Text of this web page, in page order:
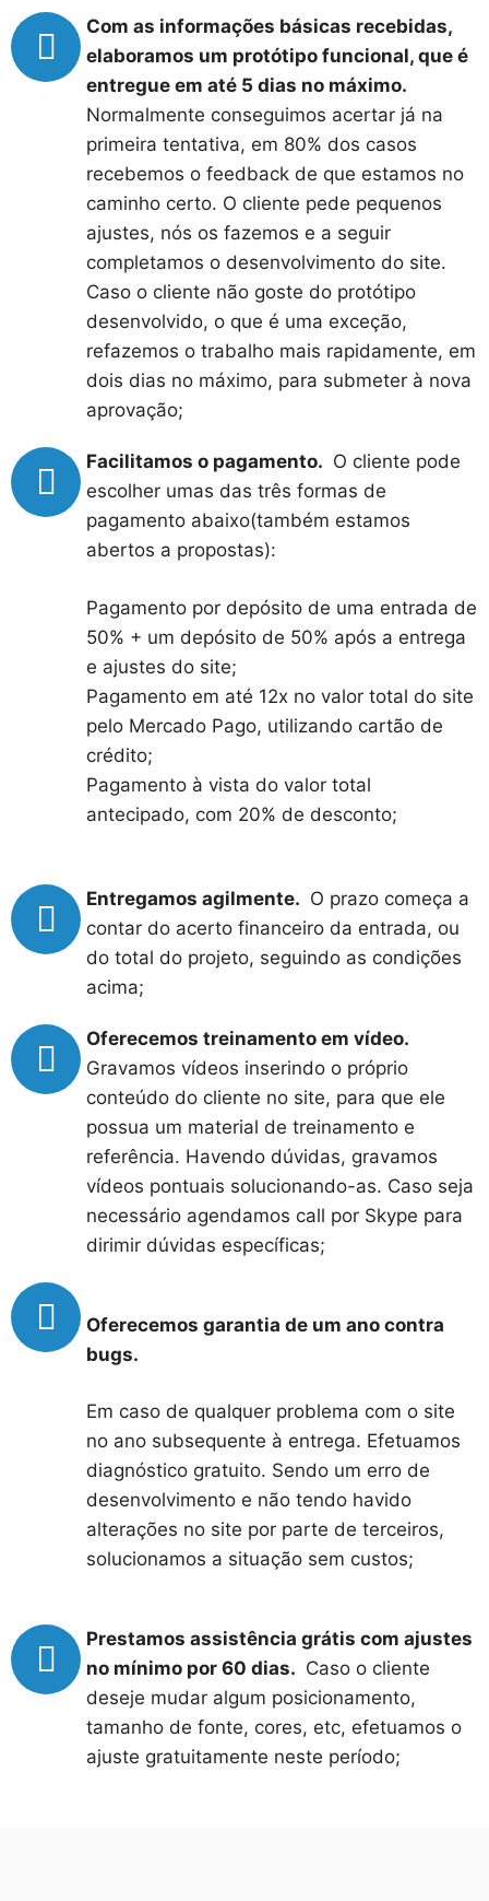
Com as informações básicas recebidas,
elaboramos um protótipo funcional, que é
entregue em até 5 dias no máximo.
Normalmente conseguimos acertar já na
primeira tentativa, em 80% dos casos
recebemos o feedback de que estamos no
caminho certo. O cliente pede pequenos
ajustes, nós os fazemos e a seguir
completamos o desenvolvimento do site.
Caso o cliente não goste do protótipo
desenvolvido, o que é uma exceção,
refazemos o trabalho mais rapidamente, em
dois dias no máximo, para submeter à nova
aprovação;
Facilitamos o pagamento. O cliente pode
escolher umas das três formas de
pagamento abaixo(também estamos
abertos a propostas):
Pagamento por depósito de uma entrada de
50% + um depósito de 50% após a entrega
e ajustes do site;
Pagamento em até 12x no valor total do site
pelo Mercado Pago, utilizando cartão de
crédito;
Pagamento à vista do valor total
antecipado, com 20% de desconto;
Entregamos agilmente. O prazo começa a
contar do acerto financeiro da entrada, ou
do total do projeto, seguindo as condições
acima;
Oferecemos treinamento em vídeo.
Gravamos vídeos inserindo o próprio
conteúdo do cliente no site, para que ele
possua um material de treinamento e
referência. Havendo dúvidas, gravamos
vídeos pontuais solucionando-as. Caso seja
necessário agendamos call por Skype para
dirimir dúvidas específicas;
Oferecemos garantia de um ano contra
bugs.
Em caso de qualquer problema com o site
no ano subsequente à entrega. Efetuamos
diagnóstico gratuito. Sendo um erro de
desenvolvimento e não tendo havido
alterações no site por parte de terceiros,
solucionamos a situação sem custos;
Prestamos assistência grátis com ajustes
no mínimo por 60 dias. Caso o cliente
deseje mudar algum posicionamento,
tamanho de fonte, cores, etc, efetuamos o
ajuste gratuitamente neste período;